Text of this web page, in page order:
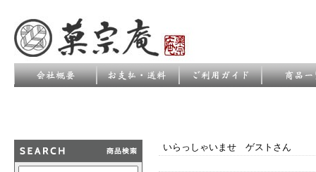
いらっしゃいませ ゲストさん